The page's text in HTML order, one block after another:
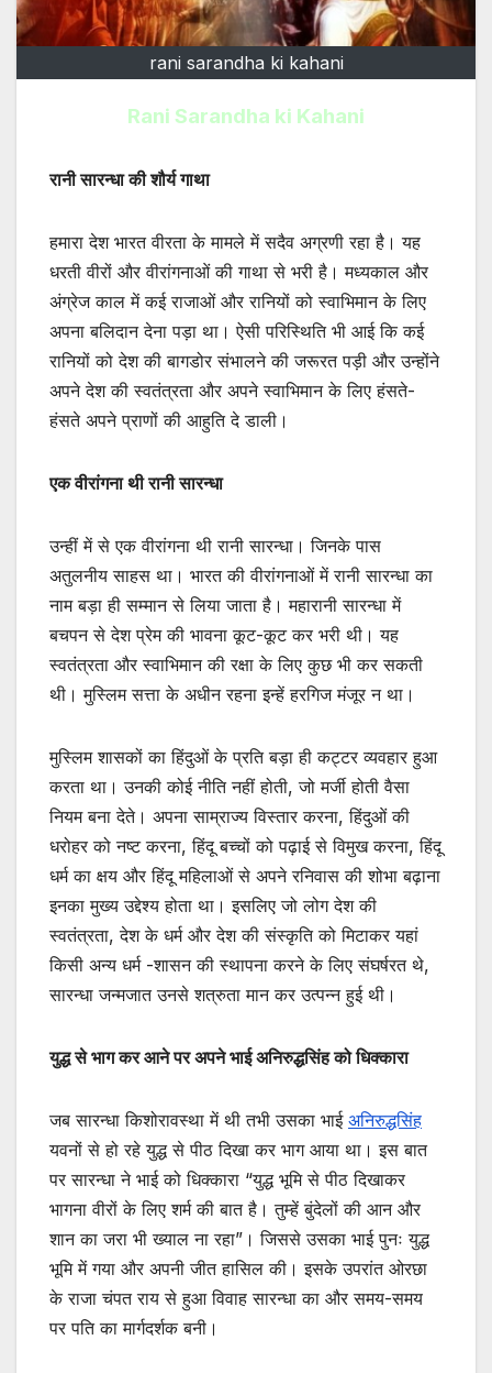
rani sarandha ki kahani
Rani Sarandha ki Kahani
रानी सारन्धा की शौर्य गाथा
हमारा देश भारत वीरता के मामले में सदैव अग्रणी रहा है। यह
धरती वीरों और वीरांगनाओं की गाथा से भरी है। मध्यकाल और
अंग्रेज काल में कई राजाओं और रानियों को स्वाभिमान के लिए
अपना बलिदान देना पड़ा था। ऐसी परिस्थिति भी आई कि कई
रानियों को देश की बागडोर संभालने की जरूरत पड़ी और उन्होंने
अपने देश की स्वतंत्रता और अपने स्वाभिमान के लिए हंसते-
हंसते अपने प्राणों की आहुति दे डाली।
एक वीरांगना थी रानी सारन्धा
उन्हीं में से एक वीरांगना थी रानी सारन्धा। जिनके पास
अतुलनीय साहस था। भारत की वीरांगनाओं में रानी सारन्धा का
नाम बड़ा ही सम्मान से लिया जाता है। महारानी सारन्धा में
बचपन से देश प्रेम की भावना कूट-कूट कर भरी थी। यह
स्वतंत्रता और स्वाभिमान की रक्षा के लिए कुछ भी कर सकती
थी। मुस्लिम सत्ता के अधीन रहना इन्हें हरगिज मंजूर न था।
मुस्लिम शासकों का हिंदुओं के प्रति बड़ा ही कट्टर व्यवहार हुआ
करता था। उनकी कोई नीति नहीं होती, जो मर्जी होती वैसा
नियम बना देते। अपना साम्राज्य विस्तार करना, हिंदुओं की
धरोहर को नष्ट करना, हिंदू बच्चों को पढ़ाई से विमुख करना, हिंदू
धर्म का क्षय और हिंदू महिलाओं से अपने रनिवास की शोभा बढ़ाना
इनका मुख्य उद्देश्य होता था। इसलिए जो लोग देश की
स्वतंत्रता, देश के धर्म और देश की संस्कृति को मिटाकर यहां
किसी अन्य धर्म -शासन की स्थापना करने के लिए संघर्षरत थे,
सारन्धा जन्मजात उनसे शत्रुता मान कर उत्पन्न हुई थी।
युद्ध से भाग कर आने पर अपने भाई अनिरुद्धसिंह को धिक्कारा
जब सारन्धा किशोरावस्था में थी तभी उसका भाई अनिरुद्धसिंह
यवनों से हो रहे युद्ध से पीठ दिखा कर भाग आया था। इस बात
पर सारन्धा ने भाई को धिक्कारा “युद्ध भूमि से पीठ दिखाकर
भागना वीरों के लिए शर्म की बात है। तुम्हें बुंदेलों की आन और
शान का जरा भी ख्याल ना रहा”। जिससे उसका भाई पुनः युद्ध
भूमि में गया और अपनी जीत हासिल की। इसके उपरांत ओरछा
के राजा चंपत राय से हुआ विवाह सारन्धा का और समय-समय
पर पति का मार्गदर्शक बनी।